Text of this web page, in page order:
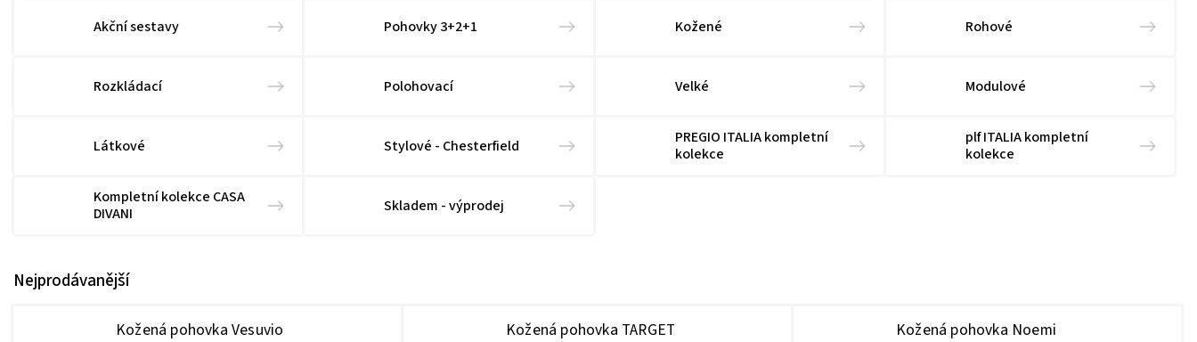
Akční sestavy Pohovky 3+2+1 Kožené Rohové
Rozkládací Polohovací Velké Modulové
Látkové Stylové - Chesterfield
PREGIO ITALIA kompletní
kolekce
plf ITALIA kompletní
kolekce
Kompletní kolekce CASA
DIVANI
Skladem - výprodej
Nejprodávanější
Kožená pohovka Vesuvio Kožená pohovka TARGET Kožená pohovka Noemi